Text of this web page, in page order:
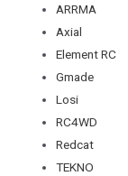
ARRMA
Axial
Element RC
Gmade
Losi
RC4WD
Redcat
TEKNO